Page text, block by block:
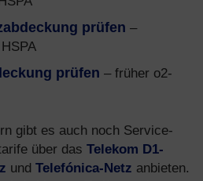
prüfen –
prüfen – früher o2-
gibt es auch noch Service-
über das Telekom D1-
und Telefónica-Netz anbieten.